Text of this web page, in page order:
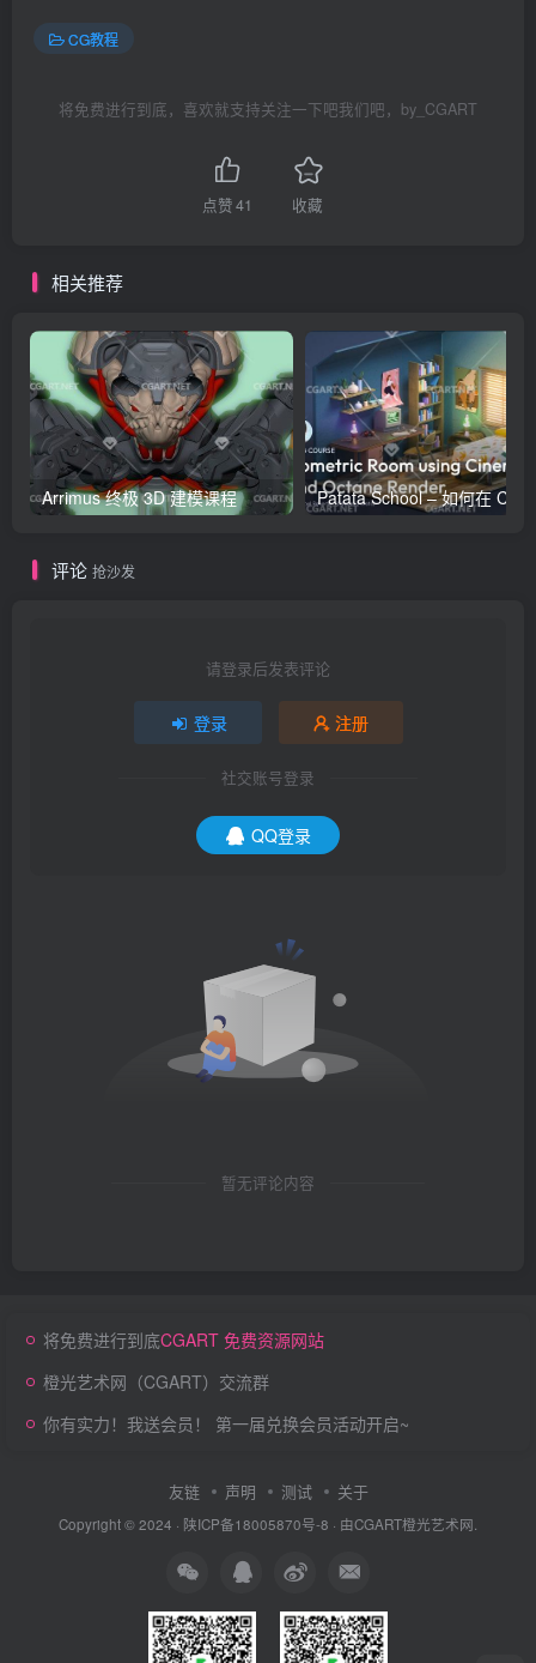
CG教程
将免费进行到底，喜欢就支持关注一下吧我们吧，by_CGART
点赞41 收藏
相关推荐
Arrimus 终极 3D 建模课程
评论 抢沙发
请登录后发表评论
登录 注册
社交账号登录
QQ登录
暂无评论内容
将免费进行到底CGART 免费资源网站
橙光艺术网（CGART）交流群
你有实力！我送会员！ 第一届兑换会员活动开启~
友链 声明 测试 关于
Copyright © 2024 · 陕ICP备18005870号-8 · 由CGART橙光艺术网.